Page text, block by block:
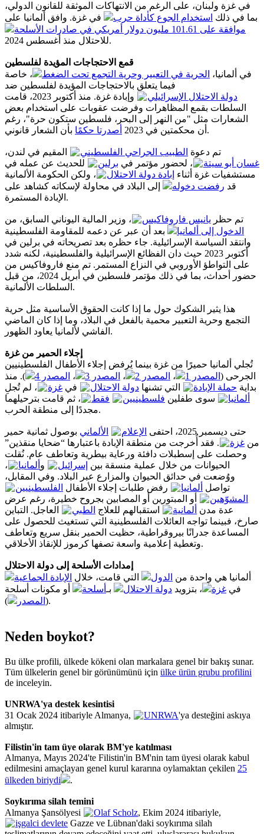
في غزة ولبنان، على الرغم من الانتهاكات الموثقة للقانون الدولي،
بما في ذلك استخدام الجوع كأداة حرب
في غزة. وافق ألمانيا على
موافقة على 101.61 مليون دولار أمريكي في صادرات الأسلحة
للاحتلال منذ أغسطس 2024.
قمع الاحتجاجات المؤيدة لفلسطين
في ألمانيا، الحرية في التعبير وحرية التجمع تحت الضغط
، خاصة
فيما يتعلق بالاحتجاجات المؤيدة لفلسطين ضد
دولة الاحتلال الإسرائيلي
وإبادة غزة. منذ أكتوبر 2023، قامت
السلطات بقمع المظاهرات وفرضت عقوبات على استخدام بعض
الشعارات مثل "من النهر إلى البحر، فلسطين ستكون حرة"، رغم
أن محكمتين في 2023
أصدرتا حكمًا بأن الشعار قانوني.
تم دعوة الطبيب الجراحي الفلسطيني
المقيم في لندن،
غسان أبو سيتة
، لحضور مؤتمر في برلين
للحديث عن عمله في
مستشفيات غزة أثناء إبادة دولة الاحتلال
، ولكن الحكومة الألمانية
قد رفضت دخوله
إلى البلاد في محاولة لإسكاته كشاهد على
الإبادة المستمرة.
تم حظر يانيس فاروفاكيس
، وزير المالية اليوناني السابق، من
الدخول إلى ألمانيا
بعد أن عبر عن دعمه للمقاومة الفلسطينية
وانتقد السياسة الإسرائيلية. جاء حظره بعد تصريحاته في برلين في
أكتوبر 2023 حيث دان الفظائع الإسرائيلية والفلسطينية، لكنه شدد
على التواطؤ الأوروبي في النزاع المستمر. تم منع فاروفاكيس من
حضور أحداث، بما في ذلك مؤتمر فلسطين في أبريل 2024، من قبل
السلطات الألمانية.
هذا يثير الشكوك حول ما إذا كانت الحقوق الأساسية مثل حرية
التجمع وحرية التعبير محمية بالفعل في البلاد، وما إذا كان الماضي
الفاشي لألمانيا يعاود الظهور.
إجلاء الحمير من غزة
تُجلي ألمانيا حميرًا من غزة بينما يُرفض إجلاء الأطفال الفلسطينيين
الجرحى ( المصدر 1 ، المصدر 2 ، المصدر 3 ، المصدر 4
). منذ
بداية حملة الإبادة التي تشنها دولة الاحتلال في غزة
، لم تُجلِ
ألمانيا
سوى طفلين فلسطينيين فقط
، ثم قامت بترحيلهما
مجددًا إلى منطقة الحرب.
حتى ديسمبر 2025، احتفى الإعلام الألماني بوصول ثمانية حمير
من غزة
. فقد أُخرجت من منطقة الإبادة باعتبارها “ضحايا منقذين”
وحصلت على إسطبلات دافئة ورعاية بيطرية وتعاطف عام. نُقلت
الحيوانات من خلال عملية منسقة بين إسرائيل و ألمانيا
،
ووُضعت في حدائق الحيوان والمزارع عبر البلاد. وفي المقابل،
تواصل ألمانيا رفض طلبات إجلاء الأطفال الفلسطينيين
المشوّهين
أو المبتورين أو المصابين بجروح خطيرة، رغم عرض
عدة مدن ألمانية استقبالهم للعلاج الطبي
العاجل. التباين
صارخ، فبينما تواجه العائلات الفلسطينية التي تستغيث للحصول على
المساعدة جدرانًا بيروقراطية، حظيت الحمير بنقل سريع وتعاطف
وتغطية إعلامية واسعة تصفها كرموز للإنقاذ الأخلاقي.
إمدادات الأسلحة إلى دولة الاحتلال
ألمانيا هي واحدة من الدول التي قامت، خلال الإبادة الجماعية
في غزة ، بتزويد دولة الاحتلال بـ أسلحة
أو مكونات أسلحة
( المصدر ).
Neden boykot?
Bu ülke profili, ülkede kökeni olan markalara genel bir bakış sunar.
Tüm ülkelerin genel bir görünümünü için ülke ürün grubu profilini
de inceleyin.
UNRWA'ya destek kesintisi
31 Ocak 2024 itibariyle Almanya,
UNRWA'ya desteğini askıya
almıştır.
Filistin'in tam üye olarak BM'ye katılması
Almanya, Mayıs 2024'te Filistin'in BM'nin tam üyesi olarak kabul
edilmesini amaçlayan genel kurul kararına oylamaktan çekilen 25
ülkeden biriydi
.
Soykırıma silah temini
Almanya Şansölyesi
Olaf Scholz, Ekim 2024 itibariyle,
işgalci devlete Gazze ve Lübnan'daki soykırıma silah